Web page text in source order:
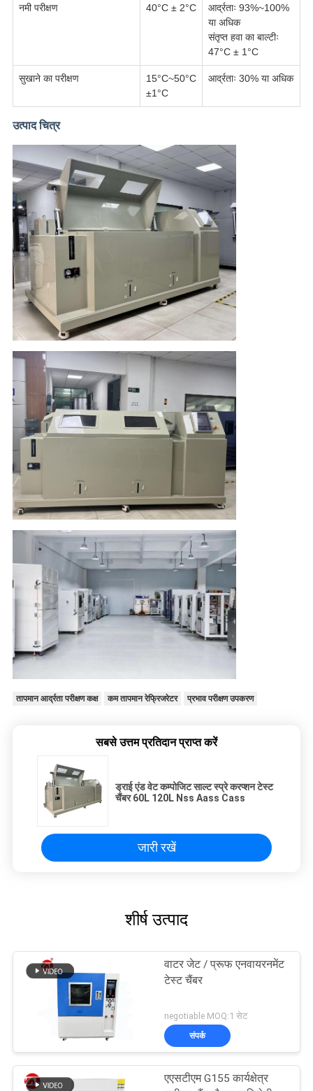
नमी परीक्षण 40°C ± 2°C
आर्द्रताः 93%~100%
या अधिक
संतृप्त हवा का बाल्टीः
47°C ± 1°C
सुखाने का परीक्षण
15°C~50°C
±1°C
आर्द्रताः 30% या अधिक
उत्पाद चित्र
तापमान आर्द्रता परीक्षण कक्ष कम तापमान रेफ्रिजरेटर प्रभाव परीक्षण उपकरण
सबसे उत्तम प्रतिदान प्राप्त करें
ड्राई एंड वेट कम्पोजिट साल्ट स्प्रे करप्शन टेस्ट
चैंबर 60L 120L Nss Aass Cass
जारी रखें
शीर्ष उत्पाद
वाटर जेट / प्रूफ एनवायरनमेंट
टेस्ट चैंबर
negotiable MOQ:1 सेट
संपर्क
एएसटीएम G155 कार्यक्षेत्र